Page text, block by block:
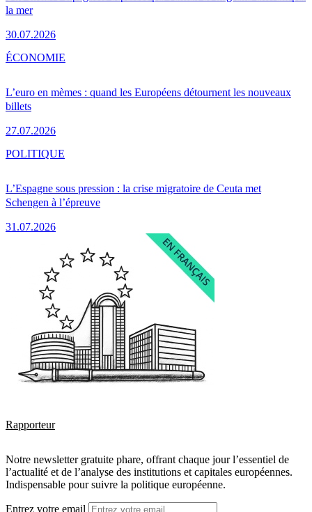
la mer
30.07.2026
L’euro en mèmes : quand les Européens détournent les nouveaux
billets
27.07.2026
ÉCONOMIE
L’Espagne sous pression : la crise migratoire de Ceuta met
Schengen à l’épreuve
31.07.2026
POLITIQUE
Rapporteur
Notre newsletter gratuite phare, offrant chaque jour l’essentiel de
l’actualité et de l’analyse des institutions et capitales européennes.
Indispensable pour suivre la politique européenne.
Entrez votre email